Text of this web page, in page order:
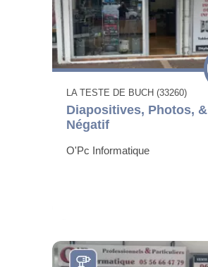
LA TESTE DE BUCH (33260)
Diapositives, Photos, &
Négatif
O'Pc Informatique